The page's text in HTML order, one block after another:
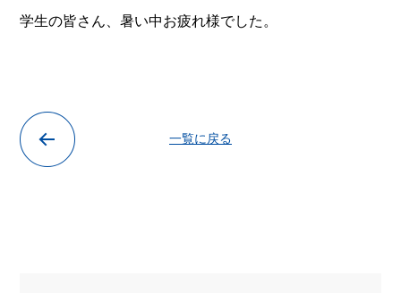
学生の皆さん、暑い中お疲れ様でした。
一覧に戻る